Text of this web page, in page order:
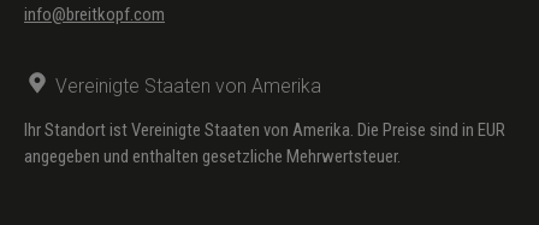
info@breitkopf.com
Vereinigte Staaten von Amerika
Ihr Standort ist Vereinigte Staaten von Amerika. Die Preise sind in EUR
angegeben und enthalten gesetzliche Mehrwertsteuer.